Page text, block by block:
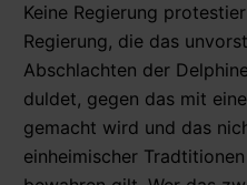
Keine Regierung
Regierung, die das
Abschlachten der
duldet, gegen das mit
gemacht wird und das
einheimischer